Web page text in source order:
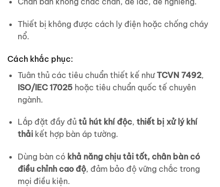
Thiết bị không được cách ly điện hoặc chống cháy
nổ.
Cách khắc phục:
Tuân thủ các tiêu chuẩn thiết kế nhưTCVN 7492,
ISO/IEC 17025hoặc tiêu chuẩn quốc tế chuyên
ngành.
Lắp đặt đầy đủ tủ hút khí độc, thiết bị xử lý khí
thảikết hợp bàn áp tường.
Dùng bàn có khả năng chịu tải tốt, chân bàn có
điều chỉnh cao độ, đảm bảo độ vững chắc trong
mọi điều kiện.